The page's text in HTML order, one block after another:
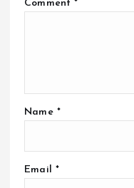
Comment*
Name *
Email *